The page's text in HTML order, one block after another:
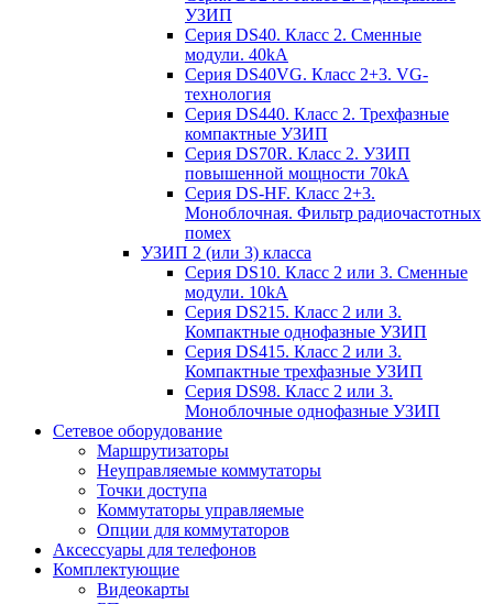
УЗИП
Серия DS40. Класс 2. Сменные
модули. 40kA
Серия DS40VG. Класс 2+3. VG-
технология
Серия DS440. Класс 2. Трехфазные
компактные УЗИП
Серия DS70R. Класс 2. УЗИП
повышенной мощности 70kA
Серия DS-HF. Класс 2+3.
Моноблочная. Фильтр радиочастотных
помех
УЗИП 2 (или 3) класса
Серия DS10. Класс 2 или 3. Сменные
модули. 10kA
Серия DS215. Класс 2 или 3.
Компактные однофазные УЗИП
Серия DS415. Класс 2 или 3.
Компактные трехфазные УЗИП
Серия DS98. Класс 2 или 3.
Моноблочные однофазные УЗИП
Сетевое оборудование
Маршрутизаторы
Неуправляемые коммутаторы
Точки доступа
Коммутаторы управляемые
Опции для коммутаторов
Аксессуары для телефонов
Комплектующие
Видеокарты